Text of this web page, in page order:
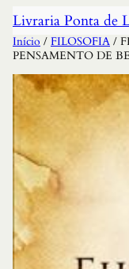
Livraria Ponta de
Início / FILOSOFIA /
PENSAMENTO DE